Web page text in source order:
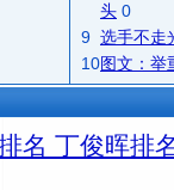
头 0
9 选手不走
10图文：举
名 丁俊晖排